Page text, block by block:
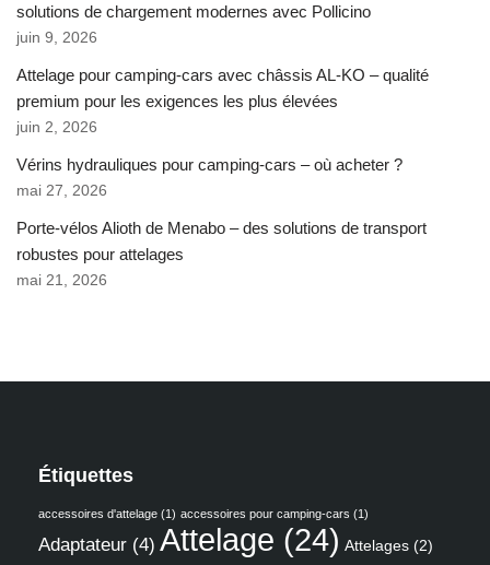
solutions de chargement modernes avec Pollicino
juin 9, 2026
Attelage pour camping-cars avec châssis AL-KO – qualité
premium pour les exigences les plus élevées
juin 2, 2026
Vérins hydrauliques pour camping-cars – où acheter ?
mai 27, 2026
Porte-vélos Alioth de Menabo – des solutions de transport
robustes pour attelages
mai 21, 2026
Étiquettes
accessoires d'attelage (1) accessoires pour camping-cars (1)
Adaptateur (4) Attelage (24) Attelages (2)